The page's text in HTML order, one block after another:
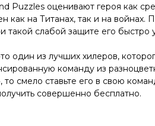
Puzzles оценивают героя как
как на Титанах, так и на
такой слабой защите его
один из лучших хилеров,
команду из
смело ставьте его в свою
совершенно бесплатно.